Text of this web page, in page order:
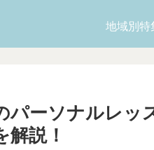
地域別特
パーソナルレッ
説！